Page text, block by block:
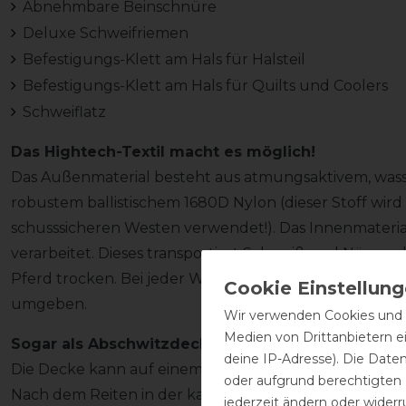
Abnehmbare Beinschnüre
Deluxe Schweifriemen
Befestigungs-Klett am Hals für Halsteil
Befestigungs-Klett am Hals für Quilts und Coolers
Schweiflatz
Das Hightech-Textil macht es möglich!
Das Außenmaterial besteht aus atmungsaktivem,
robustem ballistischem 1680D Nylon (dieser Stoff
schusssicheren Westen verwendet!). Das
verarbeitet. Dieses transportiert Schweiß und Nässe
Pferd trocken. Bei jeder Wetterbedingung ist das
umgeben.
Sogar als Abschwitzdecke verwendbar
Die Decke kann auf einem nassen Pferd genauso
Nach dem Reiten in der kalten Jahreszeit ist das
Wir verwenden Cookies
Medien von Drittanbietern
deine IP-Adresse). Die
oder aufgrund berechtigten
jederzeit ändern oder